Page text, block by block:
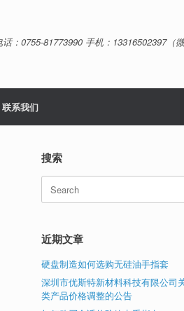
：0755-81773990 手机：13316502397（微
联系我们
搜索
Search
for:
近期文章
硬盘制造如何选购无硅油手指套
深圳市优斯特新材料科技有限公司
类产品价格调整的公告